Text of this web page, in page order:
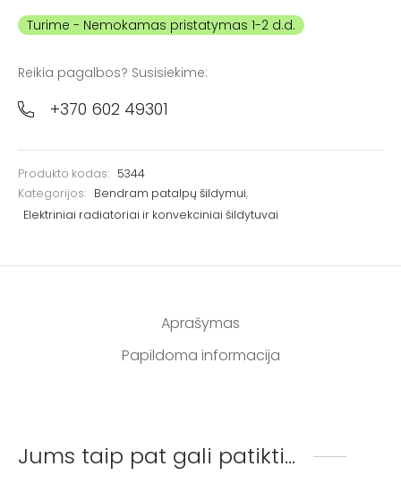
Turime
Reikia pagalbos? Susisiekime:
+370 602 49301
Produkto kodas: 5344
Kategorijos: Bendram patalpų šildymui,
Elektriniai radiatoriai ir konvekciniai šildytuvai
Aprašymas
Papildoma informacija
Jums taip pat gali patikti…